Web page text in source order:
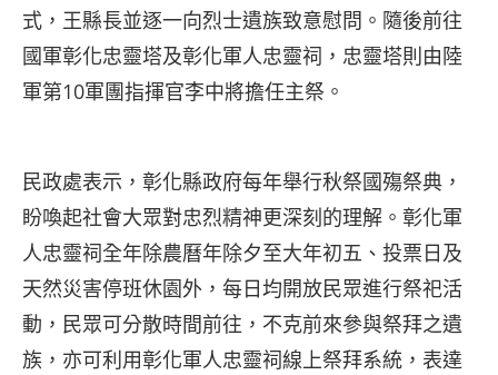
式，王縣長並逐一向烈士遺族致意慰問。隨後前往
國軍彰化忠靈塔及彰化軍人忠靈祠，忠靈塔則由陸
軍第10軍團指揮官李中將擔任主祭。
民政處表示，彰化縣政府每年舉行秋祭國殤祭典，
盼喚起社會大眾對忠烈精神更深刻的理解。彰化軍
人忠靈祠全年除農曆年除夕至大年初五、投票日及
天然災害停班休園外，每日均開放民眾進行祭祀活
動，民眾可分散時間前往，不克前來參與祭拜之遺
族，亦可利用彰化軍人忠靈祠線上祭拜系統，表達